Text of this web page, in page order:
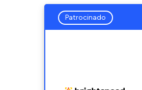
Patrocinado